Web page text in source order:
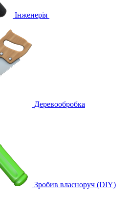
Інженерія
Деревообробка
Зробив власноруч (DIY)